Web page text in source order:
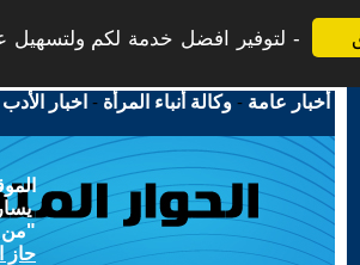
لتوفير افضل خدمة لكم ولتسهيل
أخبار عامة -وكالة أنباء المرأة - اخبار
"من
حاز